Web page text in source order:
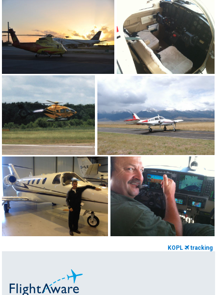
KOPL tracking